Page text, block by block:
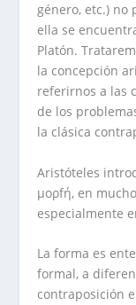
género, etc.) no
ella se
Platón.
la concepción
referirnos a las
de los
la clásica
Aristóteles
µορfή, en
especialmente
La forma es
formal, a
contraposición